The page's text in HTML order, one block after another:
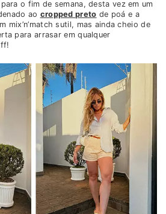
para o fim de semana, desta vez em um
ao cropped preto de poá e a
mix’n’match sutil, mas ainda cheio de
para arrasar em qualquer